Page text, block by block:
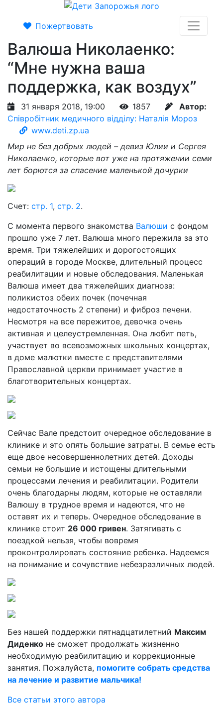
Пожертвовать
Валюша Николаенко:
“Мне нужна ваша
поддержка, как воздух”
31 января 2018, 19:00 1857
Автор:
Співробітник медичного відділу: Наталія Мороз
www.deti.zp.ua
Мир не без добрых людей – девиз Юлии и Сергея
Николаенко, которые вот уже на протяжении семи
лет борются за спасение маленькой дочурки
Счет: стр. 1, стр. 2.
С момента первого знакомства Валюши с фондом
прошло уже 7 лет. Валюша много пережила за это
время. Три тяжелейших и дорогостоящих
операций в городе Москве, длительный процесс
реабилитации и новые обследования. Маленькая
Валюша имеет два тяжелейших диагноза:
поликистоз обеих почек (почечная
недостаточность 2 степени) и фиброз печени.
Несмотря на все пережитое, девочка очень
активная и целеустремленная. Она любит петь,
участвует во всевозможных школьных концертах,
в доме малютки вместе с представителями
Православной церкви принимает участие в
благотворительных концертах.
Сейчас Вале предстоит очередное обследование в
клинике и это опять большие затраты. В семье есть
еще двое несовершеннолетних детей. Доходы
семьи не большие и истощены длительными
процессами лечения и реабилитации. Родители
очень благодарны людям, которые не оставляли
Валюшу в трудное время и надеются, что не
оставят их и теперь. Очередное обследование в
клинике стоит 26 000 гривен. Затягивать с
поездкой нельзя, чтобы вовремя
проконтролировать состояние ребенка. Надеемся
на понимание и сочувствие небезразличных людей.
Без нашей поддержки пятнадцатилетний Максим
Диденко не сможет продолжать жизненно
необходимую реабилитацию и коррекционные
занятия. Пожалуйста, помогите собрать средства
на лечение и развитие мальчика!
Все статьи этого автора